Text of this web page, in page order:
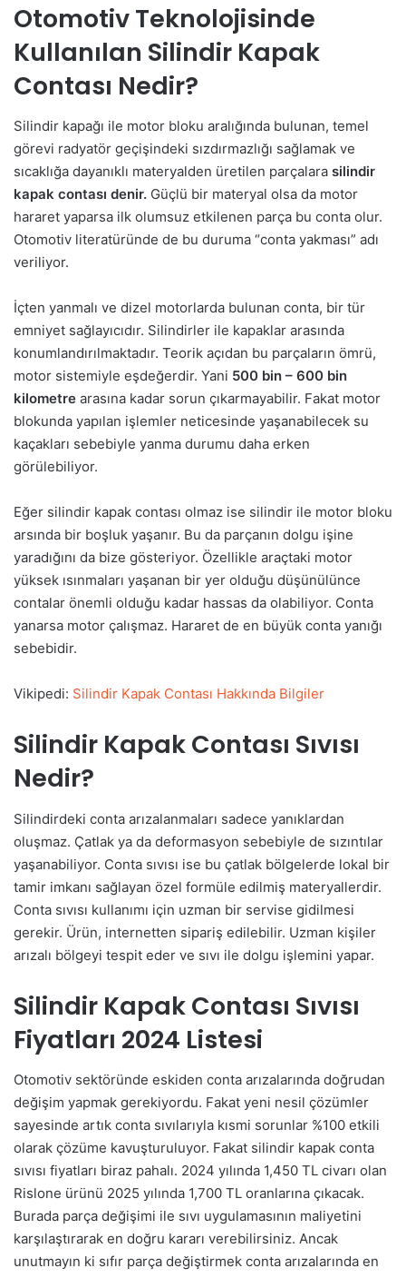
Otomotiv Teknolojisinde
Kullanılan Silindir Kapak
Contası Nedir?
Silindir kapağı ile motor bloku aralığında bulunan, temel
görevi radyatör geçişindeki sızdırmazlığı sağlamak ve
sıcaklığa dayanıklı materyalden üretilen parçalara silindir
kapak contası denir. Güçlü bir materyal olsa da motor
hararet yaparsa ilk olumsuz etkilenen parça bu conta olur.
Otomotiv literatüründe de bu duruma “conta yakması” adı
veriliyor.
İçten yanmalı ve dizel motorlarda bulunan conta, bir tür
emniyet sağlayıcıdır. Silindirler ile kapaklar arasında
konumlandırılmaktadır. Teorik açıdan bu parçaların ömrü,
motor sistemiyle eşdeğerdir. Yani 500 bin – 600 bin
kilometre arasına kadar sorun çıkarmayabilir. Fakat motor
blokunda yapılan işlemler neticesinde yaşanabilecek su
kaçakları sebebiyle yanma durumu daha erken
görülebiliyor.
Eğer silindir kapak contası olmaz ise silindir ile motor bloku
arsında bir boşluk yaşanır. Bu da parçanın dolgu işine
yaradığını da bize gösteriyor. Özellikle araçtaki motor
yüksek ısınmaları yaşanan bir yer olduğu düşünülünce
contalar önemli olduğu kadar hassas da olabiliyor. Conta
yanarsa motor çalışmaz. Hararet de en büyük conta yanığı
sebebidir.
Vikipedi: Silindir Kapak Contası Hakkında Bilgiler
Silindir Kapak Contası Sıvısı
Nedir?
Silindirdeki conta arızalanmaları sadece yanıklardan
oluşmaz. Çatlak ya da deformasyon sebebiyle de sızıntılar
yaşanabiliyor. Conta sıvısı ise bu çatlak bölgelerde lokal bir
tamir imkanı sağlayan özel formüle edilmiş materyallerdir.
Conta sıvısı kullanımı için uzman bir servise gidilmesi
gerekir. Ürün, internetten sipariş edilebilir. Uzman kişiler
arızalı bölgeyi tespit eder ve sıvı ile dolgu işlemini yapar.
Silindir Kapak Contası Sıvısı
Fiyatları 2024 Listesi
Otomotiv sektöründe eskiden conta arızalarında doğrudan
değişim yapmak gerekiyordu. Fakat yeni nesil çözümler
sayesinde artık conta sıvılarıyla kısmi sorunlar %100 etkili
olarak çözüme kavuşturuluyor. Fakat silindir kapak conta
sıvısı fiyatları biraz pahalı. 2024 yılında 1,450 TL civarı olan
Rislone ürünü 2025 yılında 1,700 TL oranlarına çıkacak.
Burada parça değişimi ile sıvı uygulamasının maliyetini
karşılaştırarak en doğru kararı verebilirsiniz. Ancak
unutmayın ki sıfır parça değiştirmek conta arızalarında en